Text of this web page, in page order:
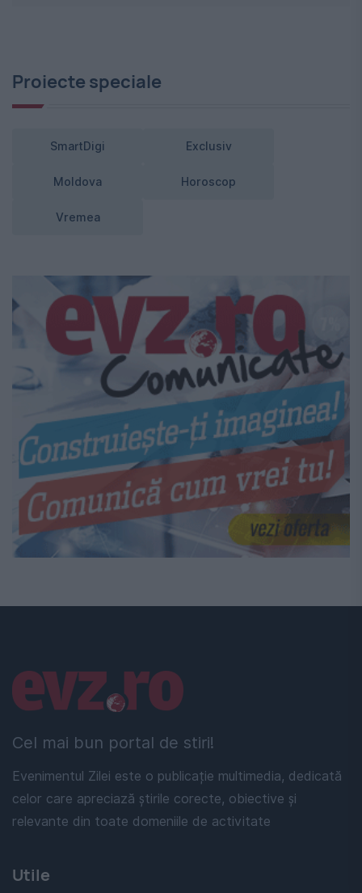
Proiecte speciale
SmartDigi Exclusiv
Moldova Horoscop
Vremea
Cel mai bun portal de stiri!
Evenimentul Zilei este o publicație multimedia, dedicată
celor care apreciază știrile corecte, obiective și
relevante din toate domeniile de activitate
Linkuri utile
Utile